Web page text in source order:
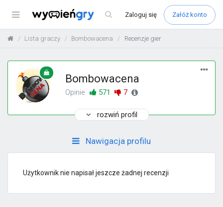
Menu Zaloguj się Załóż konto
Lista graczy Bombowacena Recenzje gier
Bombowacena
Opinie 571 7
rozwiń profil
Nawigacja profilu
Użytkownik nie napisał jeszcze żadnej recenzji